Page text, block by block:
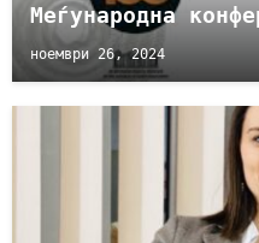
Меѓународна
ноември 26, 2024